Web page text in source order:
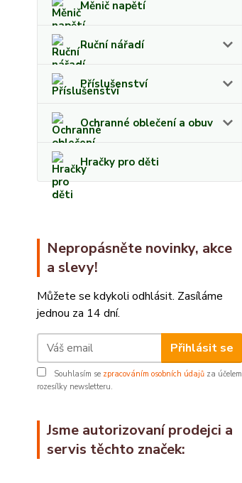
Měnič napětí
Ruční nářadí
Příslušenství
Ochranné oblečení a obuv
Hračky pro děti
Nepropásněte novinky, akce
a slevy!
Můžete se kdykoli odhlásit. Zasíláme
jednou za 14 dní.
Přihlásit se
Souhlasím se zpracováním osobních údajů za účelem
rozesílky newsletteru.
Jsme autorizovaní prodejci a
servis těchto značek: